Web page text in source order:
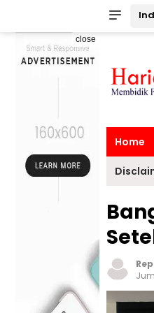
close
Home